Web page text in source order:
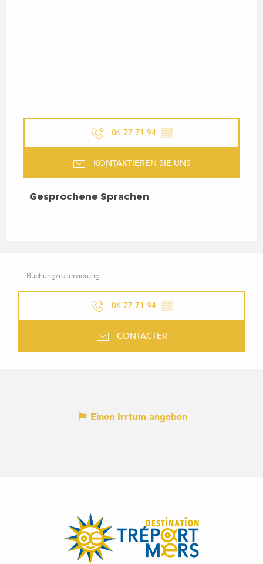
06 77 71 94 ▒▒
KONTAKTIEREN SIE UNS
GESPROCHENE SPRACHEN
Gesprochene Sprachen
Buchung/reservierung
06 77 71 94 ▒▒
CONTACTER
Einen Irrtum angeben